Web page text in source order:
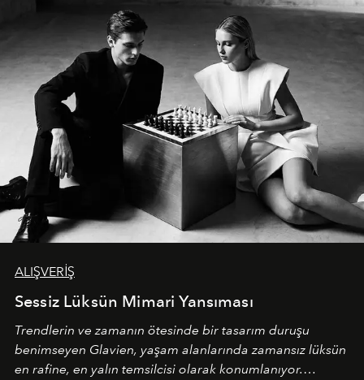
ALIŞVERİŞ
Sessiz Lüksün Mimari Yansıması
Trendlerin ve zamanın ötesinde bir tasarım duruşu
benimseyen Glavien, yaşam alanlarında zamansız lüksün
en rafine, en yalın temsilcisi olarak konumlanıyor.